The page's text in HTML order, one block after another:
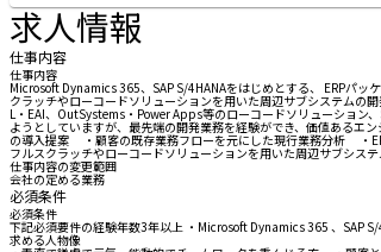
求人情報
仕事内容
仕事内容
Microsoft Dynamics 365、SAP S/4HANAをはじめとする、 ERPパ
クラッチやローコードソリューションを用いた周辺サブシステムの
L・EAI、OutSystems・Power Apps等のローコードソリューション
ようとしていますが、最先端の開発業務を経験ができ、価値あるエ
の導入提案 ・顧客の既存業務フローを元にした現行業務分析 ・
フルスクラッチやローコードソリューションを用いた周辺サブシス
仕事内容の変更範囲
会社の定める業務
必須条件
必須条件
下記必須要件の経験年数3年以上 ・Microsoft Dynamics 365 、SAP
求める人物像